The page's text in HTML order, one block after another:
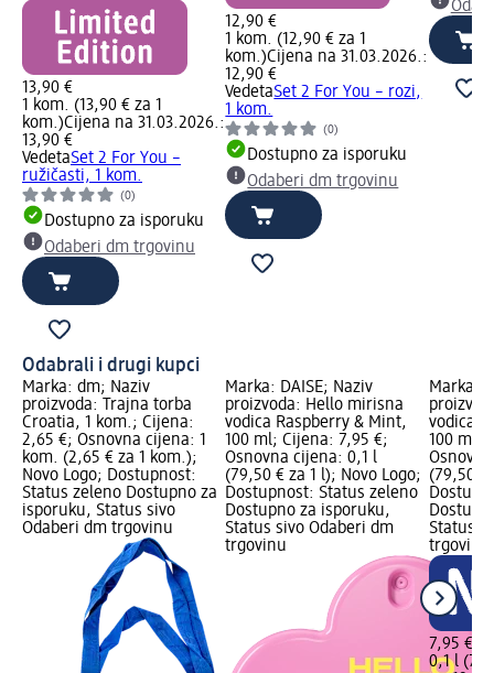
13,90 €
1 kom. (13,90 € za 1
kom.)Cijena na 31.03.2026.:
13,90 €
VedetaSet 2 For You –
ružičasti, 1 kom.
(0)
Dostupno za isporuku
Odaberi dm trgovinu
12,90 €
1 kom. (12,90 € za 1
kom.)Cijena na 31.03.2026.:
12,90 €
VedetaSet 2 For You – rozi,
1 kom.
(0)
Dostupno za isporuku
Odaberi dm trgovinu
Odabrali i drugi kupci
Marka: dm; Naziv
proizvoda: Trajna torba
Croatia, 1 kom.; Cijena:
2,65 €; Osnovna cijena: 1
kom. (2,65 € za 1 kom.);
Novo Logo; Dostupnost:
Status zeleno Dostupno za
isporuku, Status sivo
Odaberi dm trgovinu
Marka: DAISE; Naziv
proizvoda: Hello mirisna
vodica Raspberry & Mint,
100 ml; Cijena: 7,95 €;
Osnovna cijena: 0,1 l
(79,50 € za 1 l); Novo Logo;
Dostupnost: Status zeleno
Dostupno za isporuku,
Status sivo Odaberi dm
trgovinu
Marka:
vodica
100 ml;
(79,50 €
Status
trgovinu
7,95 €
0,1 l